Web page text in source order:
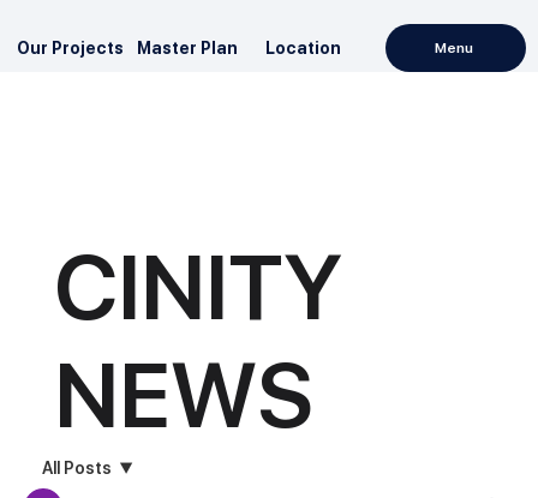
Our Projects Master Plan Location Menu
CINITY
NEWS
All Posts